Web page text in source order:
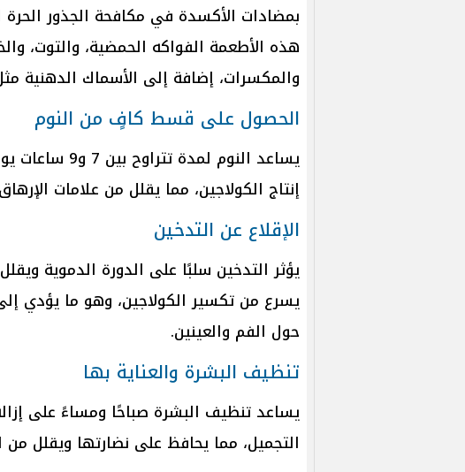
بمضادات الأكسدة في مكافحة الجذور
هذه الأطعمة الفواكه الحمضية، والتوت،
والمكسرات، إضافة إلى الأسماك الدهنية
الحصول على قسط كافٍ من النوم
يساعد النوم
إنتاج الكولاجين، مما يقلل من علامات
الإقلاع عن التدخين
يؤثر التدخين سلبًا على الدورة الدموية
يسرع من تكسير الكولاجين، وهو ما يؤدي
حول الفم والعينين.
تنظيف البشرة والعناية بها
يساعد تنظيف البشرة صباحًا ومساءً على
التجميل، مما يحافظ على نضارتها ويقلل